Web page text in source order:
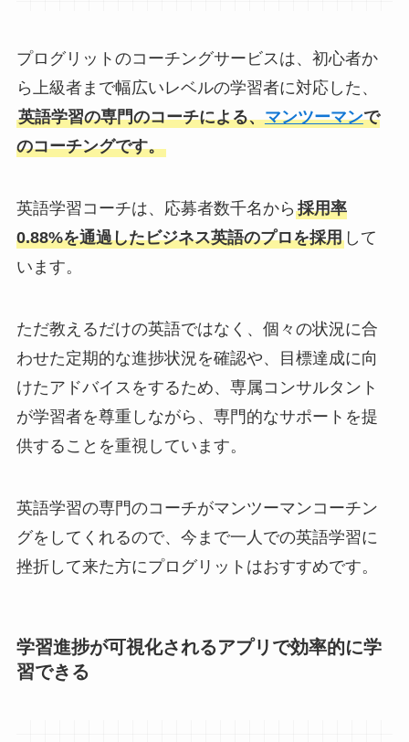
プログリットのコーチングサービスは、初心者か
ら上級者まで幅広いレベルの学習者に対応した、
英語学習の専門のコーチによる、マンツーマンで
のコーチングです。
英語学習コーチは、応募者数千名から 採用率
0.88%を通過したビジネス英語のプロを採用して
います。
ただ教えるだけの英語ではなく、個々の状況に合
わせた定期的な進捗状況を確認や、目標達成に向
けたアドバイスをするため、専属コンサルタント
が学習者を尊重しながら、専門的なサポートを提
供することを重視しています。
英語学習の専門のコーチがマンツーマンコーチン
グをしてくれるので、今まで一人での英語学習に
挫折して来た方にプログリットはおすすめです。
学習進捗が可視化されるアプリで効率的に学
習できる